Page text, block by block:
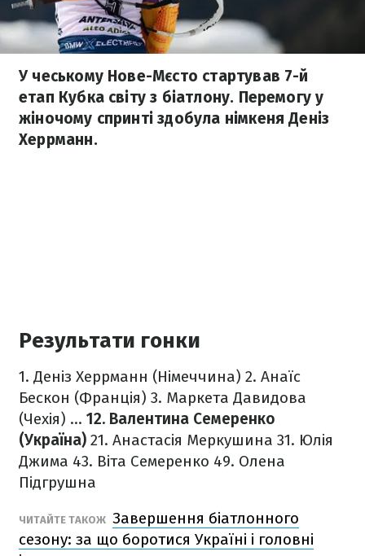
У чеському Нове-Мєсто стартував 7-й
етап Кубка світу з біатлону. Перемогу у
жіночому спринті здобула німкеня Деніз
Херрманн.
Результати гонки
1. Деніз Херрманн (Німеччина) 2. Анаїс
Бескон (Франція) 3. Маркета Давидова
(Чехія) ... 12. Валентина Семеренко
(Україна) 21. Анастасія Меркушина 31. Юлія
Джима 43. Віта Семеренко 49. Олена
Підгрушна
ЧИТАЙТЕ ТАКОЖ Завершення біатлонного
сезону: за що боротися Україні і головні